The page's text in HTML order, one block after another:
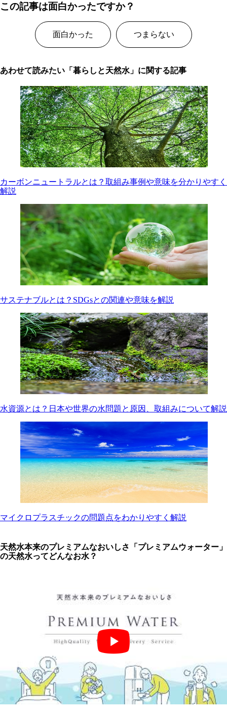
この記事は面白かったですか？
面白かった つまらない
あわせて読みたい「暮らしと天然水」に関する記事
カーボンニュートラルとは？取組み事例や意味を分かりやすく
解説
サステナブルとは？SDGsとの関連や意味を解説
水資源とは？日本や世界の水問題と原因、取組みについて解説
マイクロプラスチックの問題点をわかりやすく解説
天然水本来のプレミアムなおいしさ「プレミアムウォーター」
の天然水ってどんなお水？